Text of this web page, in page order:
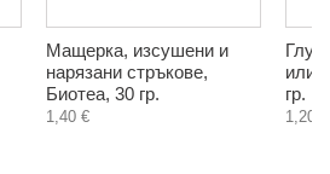
Мащерка, изсушени и
нарязани стръкове,
Биотеа, 30 гр.
1,40 €
или
гр.
1,20 €